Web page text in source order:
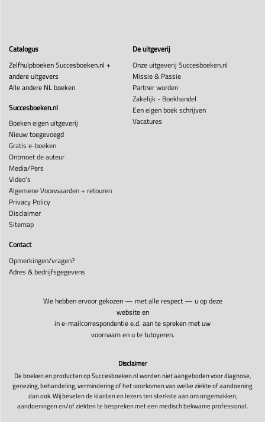
Catalogus
Zelfhulpboeken Succesboeken.nl +
andere uitgevers
Alle andere NL boeken
Succesboeken.nl
Boeken eigen uitgeverij
Nieuw toegevoegd
Gratis e-boeken
Ontmoet de auteur
Media/Pers
Video's
Algemene Voorwaarden + retouren
Privacy Policy
Disclaimer
Sitemap
De uitgeverij
Onze uitgeverij Succesboeken.nl
Missie & Passie
Partner worden
Zakelijk - Boekhandel
Een eigen boek schrijven
Vacatures
Contact
Opmerkingen/vragen?
Adres & bedrijfsgegevens
We hebben ervoor gekozen — met alle respect — u op deze
website en
in e-mailcorrespondentie e.d. aan te spreken met uw
voornaam en u te tutoyeren.
Disclaimer
De boeken en producten op Succesboeken.nl worden niet aangeboden voor diagnose,
genezing, behandeling, vermindering of het voorkomen van welke ziekte of aandoening
dan ook. Wij bevelen de klanten en lezers ten sterkste aan om ongemakken,
aandoeningen en/of ziekten te bespreken met een medisch bekwame professional.